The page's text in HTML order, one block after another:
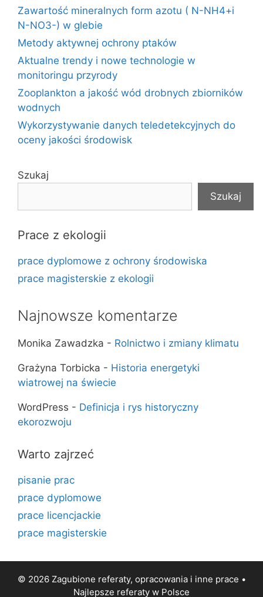
Zawartość mineralnych form azotu ( N-NH4+i
N-NO3-) w glebie
Metody aktywnej ochrony ptaków
Aktualne trendy i nowe technologie w
monitoringu przyrody
Zooplankton a jakość wód drobnych zbiorników
wodnych
Wykorzystywanie danych teledetekcyjnych do
oceny jakości środowisk
Szukaj
Szukaj
Prace z ekologii
prace dyplomowe z ochrony środowiska
prace magisterskie z ekologii
Najnowsze komentarze
Monika Zawadzka - Rolnictwo i zmiany klimatu
Grażyna Torbicka - Historia energetyki
wiatrowej na świecie
WordPress - Definicja i rys historyczny
ekorozwoju
Warto zajrzeć
pisanie prac
prace dyplomowe
prace licencjackie
prace magisterskie
© 2026 Zagubione referaty, opracowania i inne prace •
Najlepsze referaty w Polsce